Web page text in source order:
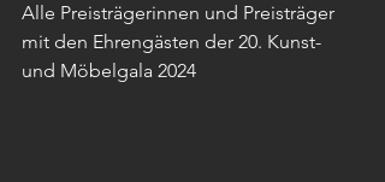
Alle Preisträgerinnen und Preisträger
mit den Ehrengästen der 20. Kunst-
und Möbelgala 2024